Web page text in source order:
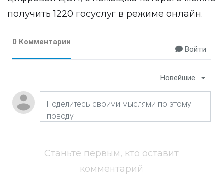
получить 1220 госуслуг в режиме онлайн.
0 Комментарии
Войти
Новейшие
Станьте первым, кто оставит
комментарий